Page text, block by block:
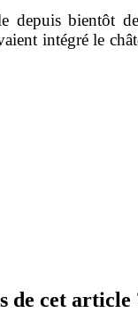
bientôt
intégré le
de cet article